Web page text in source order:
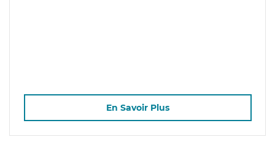
En Savoir Plus